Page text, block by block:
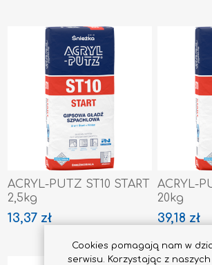
ACRYL-PUTZ ST10 START
2,5kg
13,37 zł
ACRYL-
20kg
39,18 zł
Cookies pomagają nam w
serwisu. Korzystając z naszych